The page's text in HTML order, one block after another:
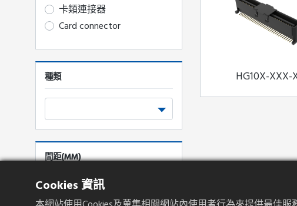
卡類連接器
Card connector
種類
間距(MM)
2.54mm
2.00mm
HG10X-XXX-
Cookies 資訊